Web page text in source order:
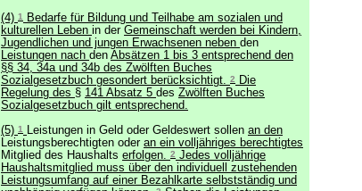
(4) 1
Bedarfe für Bildung und Teilhabe am sozialen und
kulturellen Leben in der Gemeinschaft werden bei Kindern,
Jugendlichen und jungen Erwachsenen neben den
Leistungen nach den Absätzen 1 bis 3 entsprechend den
§§ 34, 34a und 34b des Zwölften Buches
Sozialgesetzbuch gesondert berücksichtigt. 2
Die
Regelung des § 141 Absatz 5 des Zwölften Buches
Sozialgesetzbuch gilt entsprechend.
(5) 1 Leistungen in Geld oder Geldeswert sollen an den
Leistungsberechtigten oder an ein volljähriges berechtigtes
Mitglied des Haushalts erfolgen. 2 Jedes volljährige
Haushaltsmitglied muss über den individuell zustehenden
Leistungsumfang auf einer Bezahlkarte selbstständig und